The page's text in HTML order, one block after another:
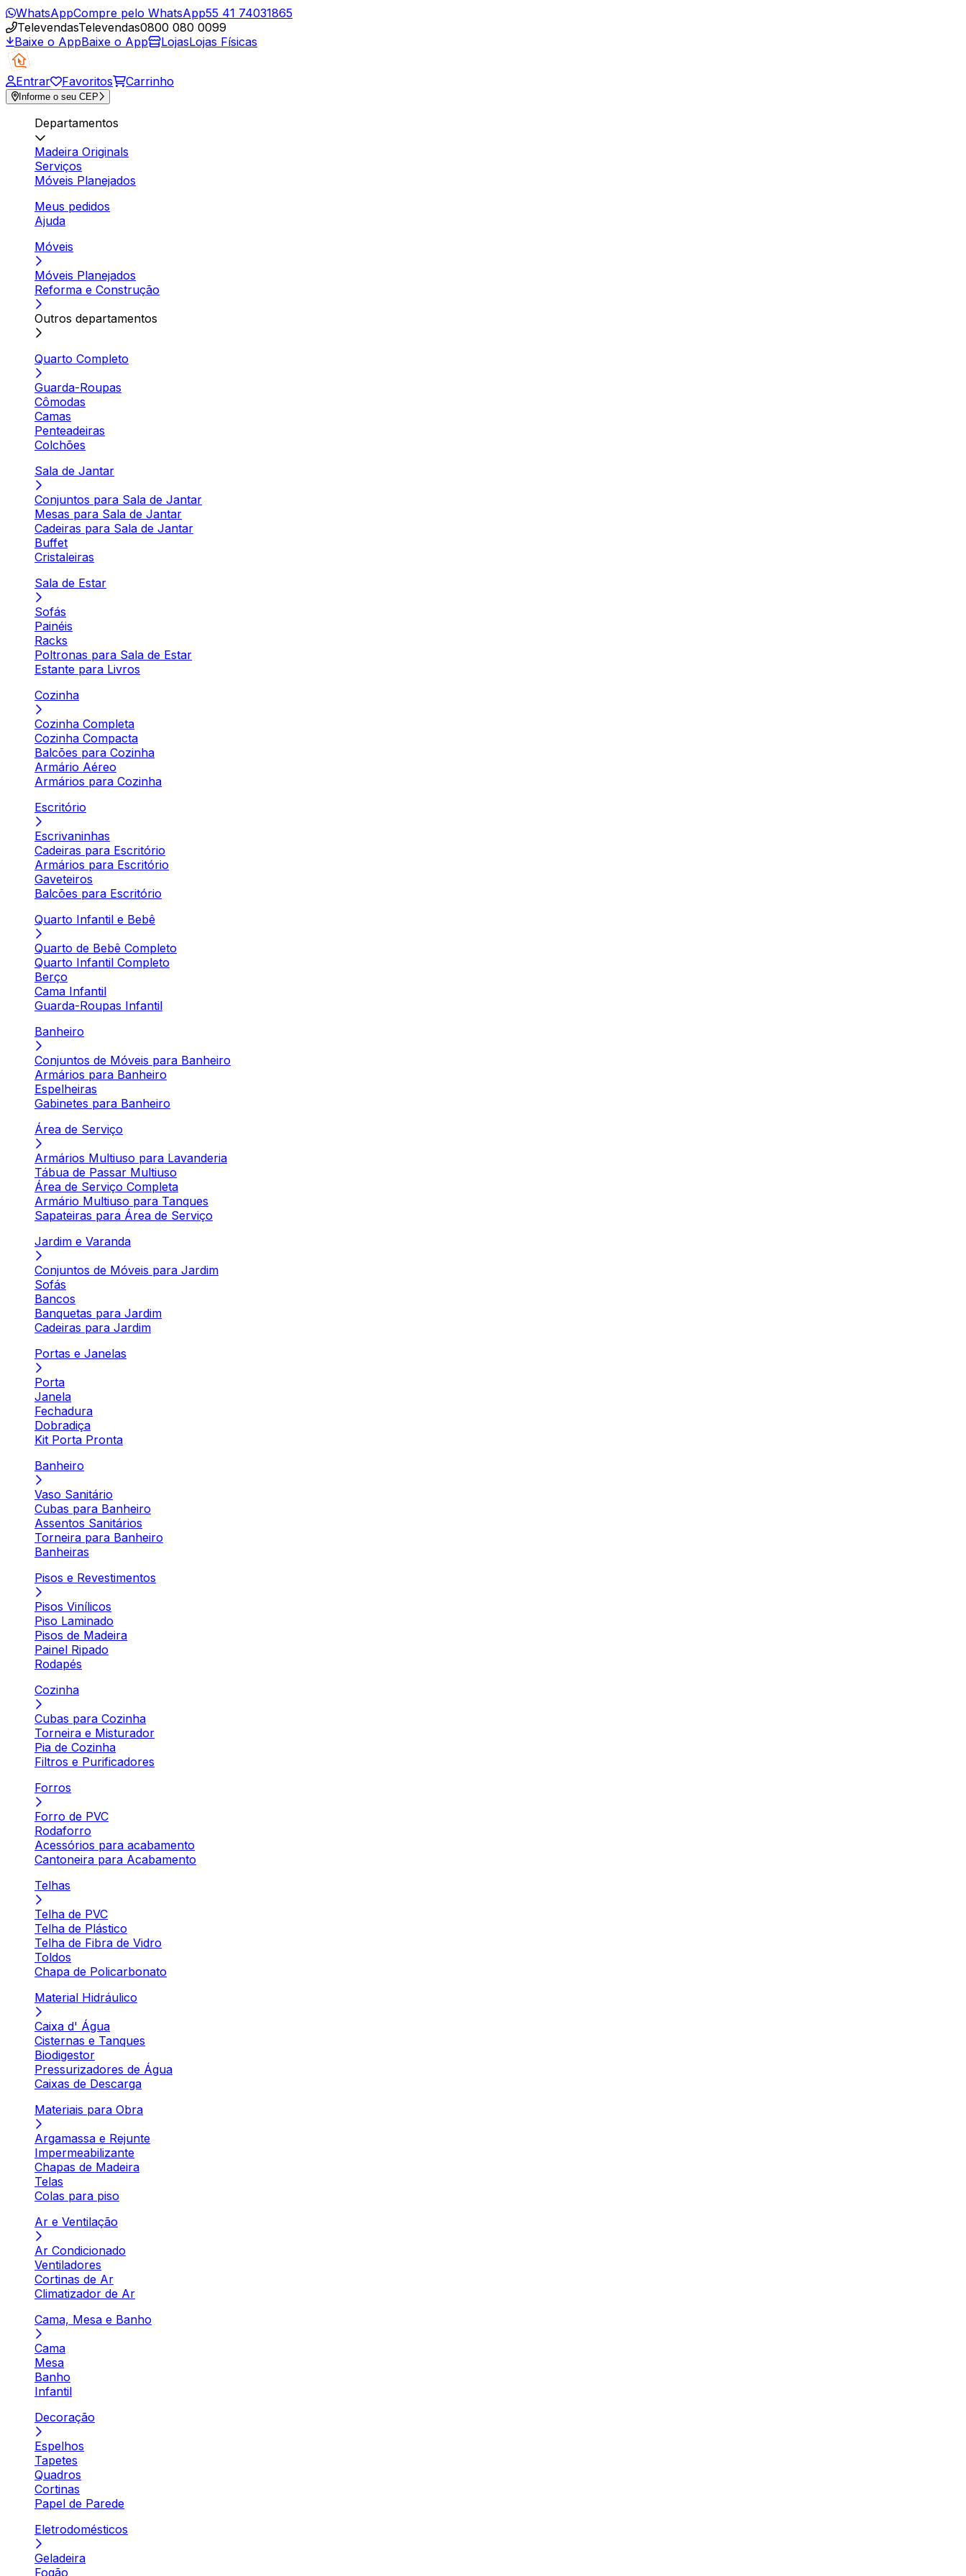
WhatsAppCompre pelo WhatsApp55 41 74031865
TelevendasTelevendas0800 080 0099
Baixe o AppBaixe o App LojasLojas Físicas
Entrar Favoritos Carrinho
Informe o seu CEP
Departamentos
Madeira Originals
Serviços
Móveis Planejados
Meus pedidos
Ajuda
Móveis
Móveis Planejados
Reforma e Construção
Outros departamentos
Quarto Completo
Guarda-Roupas
Cômodas
Camas
Penteadeiras
Colchões
Sala de Jantar
Conjuntos para Sala de Jantar
Mesas para Sala de Jantar
Cadeiras para Sala de Jantar
Buffet
Cristaleiras
Sala de Estar
Sofás
Painéis
Racks
Poltronas para Sala de Estar
Estante para Livros
Cozinha
Cozinha Completa
Cozinha Compacta
Balcões para Cozinha
Armário Aéreo
Armários para Cozinha
Escritório
Escrivaninhas
Cadeiras para Escritório
Armários para Escritório
Gaveteiros
Balcões para Escritório
Quarto Infantil e Bebê
Quarto de Bebê Completo
Quarto Infantil Completo
Berço
Cama Infantil
Guarda-Roupas Infantil
Banheiro
Conjuntos de Móveis para Banheiro
Armários para Banheiro
Espelheiras
Gabinetes para Banheiro
Área de Serviço
Armários Multiuso para Lavanderia
Tábua de Passar Multiuso
Área de Serviço Completa
Armário Multiuso para Tanques
Sapateiras para Área de Serviço
Jardim e Varanda
Conjuntos de Móveis para Jardim
Sofás
Bancos
Banquetas para Jardim
Cadeiras para Jardim
Portas e Janelas
Porta
Janela
Fechadura
Dobradiça
Kit Porta Pronta
Banheiro
Vaso Sanitário
Cubas para Banheiro
Assentos Sanitários
Torneira para Banheiro
Banheiras
Pisos e Revestimentos
Pisos Vinílicos
Piso Laminado
Pisos de Madeira
Painel Ripado
Rodapés
Cozinha
Cubas para Cozinha
Torneira e Misturador
Pia de Cozinha
Filtros e Purificadores
Forros
Forro de PVC
Rodaforro
Acessórios para acabamento
Cantoneira para Acabamento
Telhas
Telha de PVC
Telha de Plástico
Telha de Fibra de Vidro
Toldos
Chapa de Policarbonato
Material Hidráulico
Caixa d' Água
Cisternas e Tanques
Biodigestor
Pressurizadores de Água
Caixas de Descarga
Materiais para Obra
Argamassa e Rejunte
Impermeabilizante
Chapas de Madeira
Telas
Colas para piso
Ar e Ventilação
Ar Condicionado
Ventiladores
Cortinas de Ar
Climatizador de Ar
Cama, Mesa e Banho
Cama
Mesa
Banho
Infantil
Decoração
Espelhos
Tapetes
Quadros
Cortinas
Papel de Parede
Eletrodomésticos
Geladeira
Fogão